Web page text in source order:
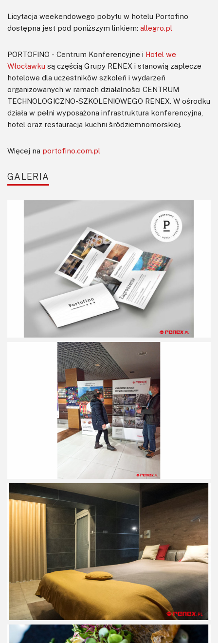
Licytacja weekendowego pobytu w hotelu Portofino
dostępna jest pod poniższym linkiem: allegro.pl
PORTOFINO - Centrum Konferencyjne i Hotel we
Włocławku są częścią Grupy RENEX i stanowią zaplecze
hotelowe dla uczestników szkoleń i wydarzeń
organizowanych w ramach działalności CENTRUM
TECHNOLOGICZNO-SZKOLENIOWEGO RENEX. W ośrodku
działa w pełni wyposażona infrastruktura konferencyjna,
hotel oraz restauracja kuchni śródziemnomorskiej.
Więcej na portofino.com.pl
GALERIA